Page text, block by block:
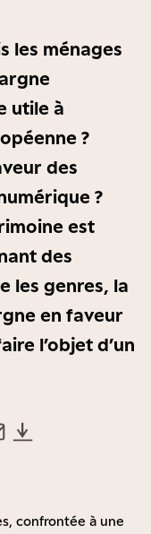
les ménages
utile à
?
des
?
est
des
les genres, la
en faveur
l’objet d’un
confrontée à une